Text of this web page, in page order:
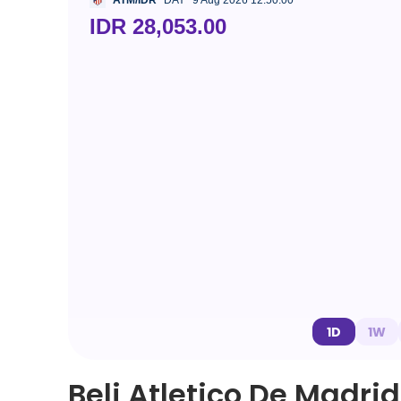
IDR 28,053.00
1D 1W